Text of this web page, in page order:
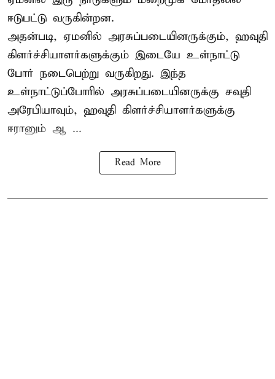
ஈடுபட்டு வருகின்றன.
அதன்படி, ஏமனில் அரசுப்படையினருக்கும், ஹவுதி
கிளர்ச்சியாளர்களுக்கும் இடையே உள்நாட்டு
போர் நடைபெற்று வருகிறது. இந்த
உள்நாட்டுப்போரில் அரசுப்படையினருக்கு சவுதி
அரேபியாவும், ஹவுதி கிளர்ச்சியாளர்களுக்கு
ஈரானும் ஆ ...
Read More